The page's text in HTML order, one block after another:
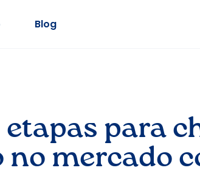
Blog
para
no mercado